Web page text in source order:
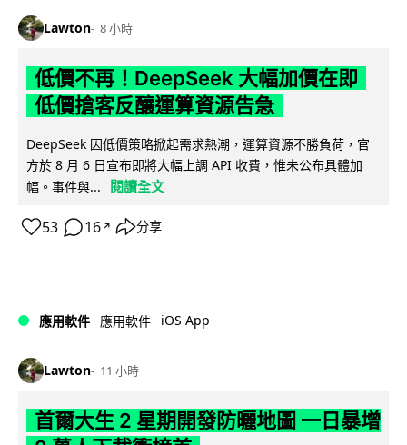
Lawton 8 小時
低價不再！DeepSeek 大幅加價在即
低價搶客反釀運算資源告急
DeepSeek 因低價策略掀起需求熱潮，運算資源不勝負荷，官
方於 8 月 6 日宣布即將大幅上調 API 收費，惟未公布具體加
幅。事件與...
閱讀全文
53 16 ↗ 分享
應用軟件 應用軟件 iOS App
Lawton 11 小時
首爾大生 2 星期開發防曬地圖 一日暴增